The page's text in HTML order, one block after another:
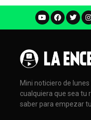
Mini noticiero de
cualquiera que sea tu
saber para empezar tu